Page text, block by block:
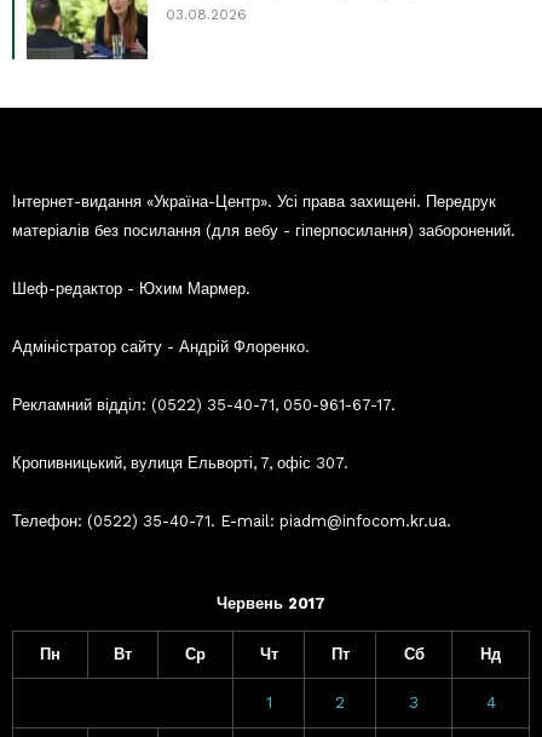
03.08.2026
Інтернет-видання «Україна-Центр». Усі права захищені. Передрук
матеріалів без посилання (для вебу - гіперпосилання) заборонений.
Шеф-редактор - Юхим Мармер.
Адміністратор сайту - Андрій Флоренко.
Рекламний відділ: (0522) 35-40-71, 050-961-67-17.
Кропивницький, вулиця Ельворті, 7, офіс 307.
Телефон: (0522) 35-40-71. E-mail: piadm@infocom.kr.ua.
Червень 2017
Пн Вт Ср Чт Пт Сб Нд
1 2 3 4